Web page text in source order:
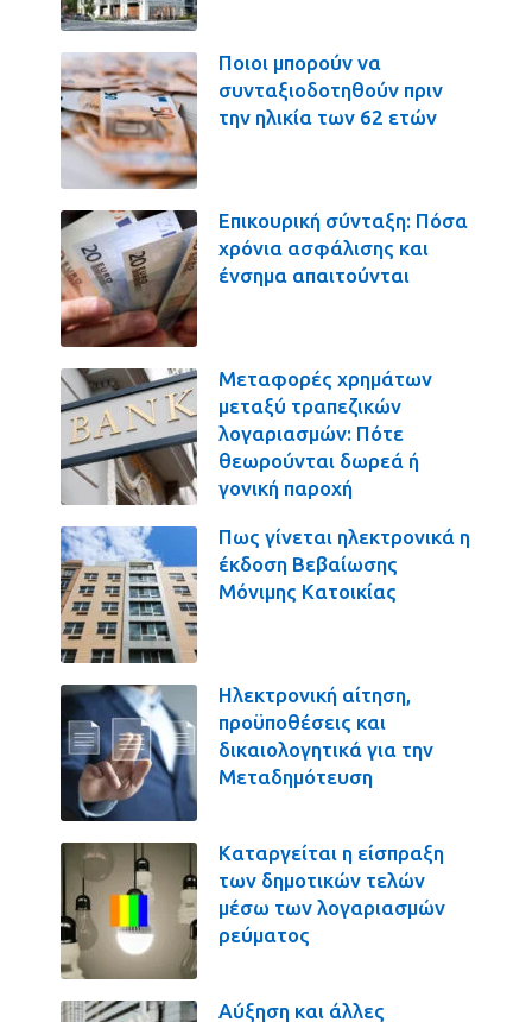
Ποιοι μπορούν να
συνταξιοδοτηθούν πριν
την ηλικία των 62 ετών
Επικουρική σύνταξη: Πόσα
χρόνια ασφάλισης και
ένσημα απαιτούνται
Μεταφορές χρημάτων
μεταξύ τραπεζικών
λογαριασμών: Πότε
θεωρούνται δωρεά ή
γονική παροχή
Πως γίνεται ηλεκτρονικά η
έκδοση Βεβαίωσης
Μόνιμης Κατοικίας
Ηλεκτρονική αίτηση,
προϋποθέσεις και
δικαιολογητικά για την
Μεταδημότευση
Καταργείται η είσπραξη
των δημοτικών τελών
μέσω των λογαριασμών
ρεύματος
Αύξηση και άλλες